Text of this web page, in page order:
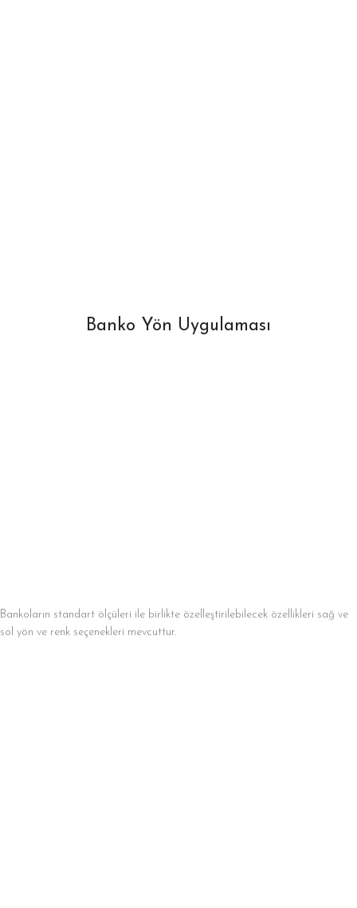
Banko Yön Uygulaması
Bankoların standart ölçüleri ile birlikte özelleştirilebilecek özellikleri sağ ve
sol yön ve renk seçenekleri mevcuttur.